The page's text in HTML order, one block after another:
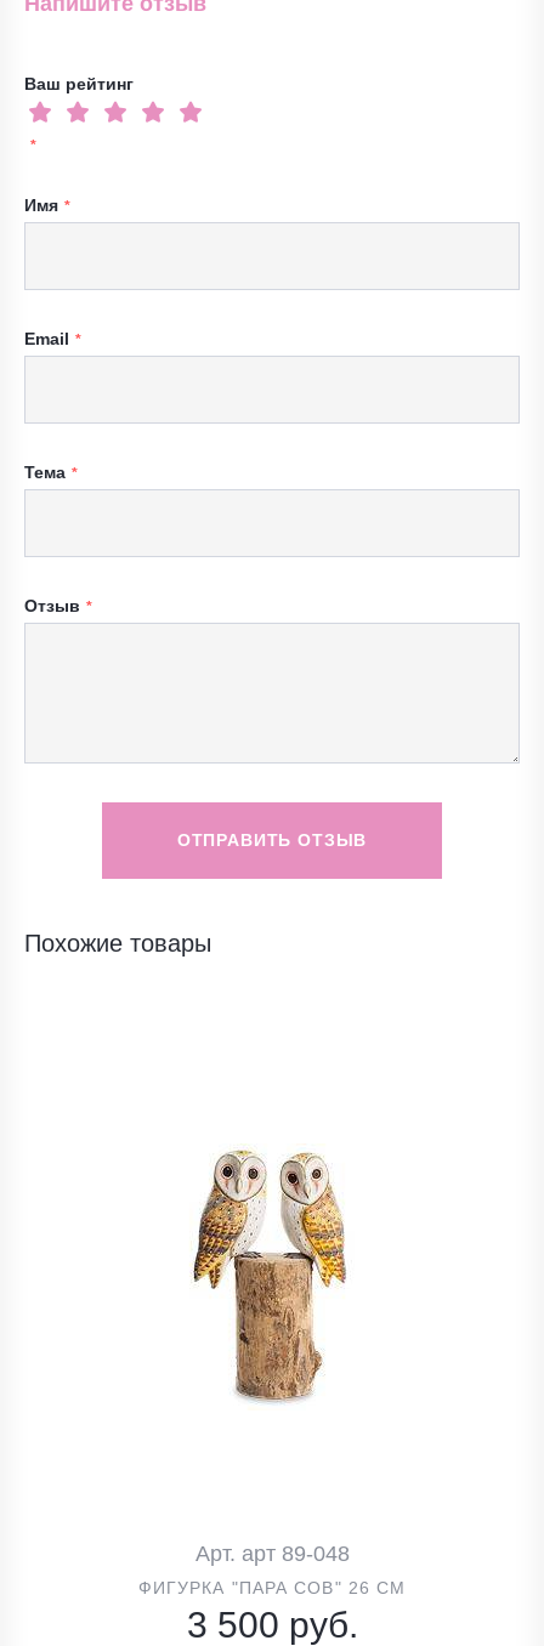
Ваш рейтинг
Имя
Email
Тема
Отзыв
ОТПРАВИТЬ ОТЗЫВ
Похожие товары
Арт. арт 89-048
ФИГУРКА "ПАРА СОВ" 26 СМ
3 500 руб.